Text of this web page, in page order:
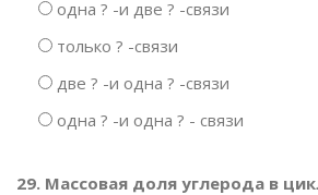
одна ? -и две ? -связи
только ? -связи
две ? -и одна ? -связи
одна ? -и одна ? - связи
29. Массовая доля углерода в